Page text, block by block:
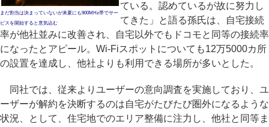
まだ割当は決まっていないが来夏にも900MHz帯でサー
ビスを開始すると意気込む
ている。認めているが故に努力し
てきた」と語る孫氏は、自宅接続
率が他社並みに改善され、自宅以外でもドコモと同等の接続率
になったとアピール。Wi-Fiスポットについても12万5000カ所
の設置を達成し、他社よりも利用できる場所が多いとした。
同社では、従来よりユーザーの意向調査を実施しており、ユ
ーザーが解約を決断するのは自宅がたびたび圏外になるような
状況、として、住宅地でのエリア整備に注力し、他社と同等ま